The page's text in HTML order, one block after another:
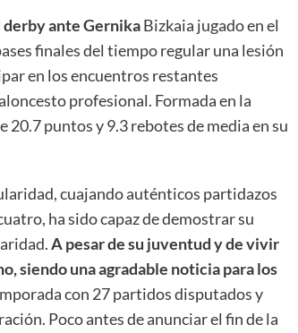
ante GernikaBizkaia jugado en el
finales del tiempo regular una lesión
en los encuentros restantes
profesional. Formada en la
20.7 puntos y 9.3 rebotes de media en su
cuajando auténticos partidazos
ha sido capaz de demostrar su
A pesar de su juventud y de vivir
siendo una agradable noticia para los
con 27 partidos disputados y
Poco antes de anunciar el fin de la